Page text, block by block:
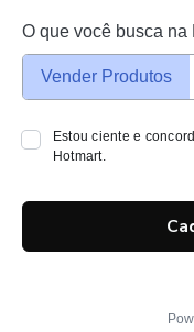
O que você busca na
Vender Produtos
Estou ciente e
Hotmart.